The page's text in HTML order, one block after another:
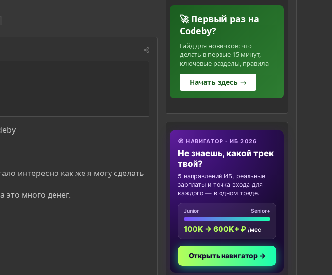
интересно как же я могу сделать
это много денег.
🚀 Первый раз на
Codeby?
Гайд для новичков: что
делать в первые 15 минут,
ключевые разделы, правила
Начать здесь →
🧭 НАВИГАТОР · ИБ 2026
Не знаешь, какой трек
твой?
5 направлений ИБ, реальные
зарплаты и точка входа для
каждого — в одном треде.
Junior Senior+
100K → 600K+ ₽ /мес
Открыть навигатор →